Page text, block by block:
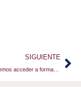
SIGUIENTE
«Ahora, podemos acceder a formación y a servicios de mucha calidad sin movernos de casa», Jesús Galindo